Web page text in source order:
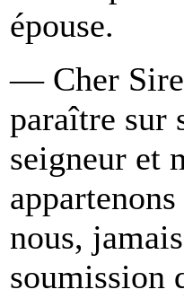
épouse.
— Cher
paraître sur
seigneur et
nous,
soumission